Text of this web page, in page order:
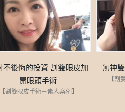
不後悔的投資 割雙眼皮加
開眼頭手術
【割雙眼皮手術－素人案例】
無神
【割